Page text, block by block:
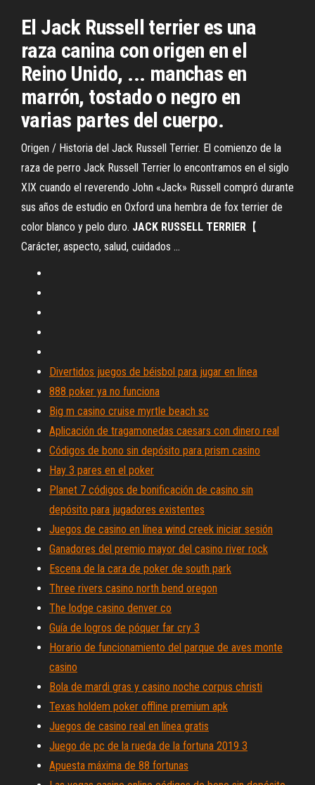
El Jack Russell terrier es una
raza canina con origen en el
Reino Unido, ... manchas en
marrón, tostado o negro en
varias partes del cuerpo.
Origen / Historia del Jack Russell Terrier. El comienzo de la
raza de perro Jack Russell Terrier lo encontramos en el siglo
XIX cuando el reverendo John «Jack» Russell compró durante
sus años de estudio en Oxford una hembra de fox terrier de
color blanco y pelo duro. JACK RUSSELL TERRIER 【
Carácter, aspecto, salud, cuidados ...
Divertidos juegos de béisbol para jugar en línea
888 poker ya no funciona
Big m casino cruise myrtle beach sc
Aplicación de tragamonedas caesars con dinero real
Códigos de bono sin depósito para prism casino
Hay 3 pares en el poker
Planet 7 códigos de bonificación de casino sin
depósito para jugadores existentes
Juegos de casino en línea wind creek iniciar sesión
Ganadores del premio mayor del casino river rock
Escena de la cara de poker de south park
Three rivers casino north bend oregon
The lodge casino denver co
Guía de logros de póquer far cry 3
Horario de funcionamiento del parque de aves monte
casino
Bola de mardi gras y casino noche corpus christi
Texas holdem poker offline premium apk
Juegos de casino real en línea gratis
Juego de pc de la rueda de la fortuna 2019 3
Apuesta máxima de 88 fortunas